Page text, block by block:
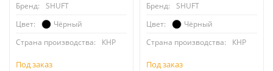
Бренд:
SHUFT
Цвет:
Чёрный
Страна производства:
КНР
Под заказ
Бренд:
SHUFT
Цвет:
Чёрный
Страна производства:
КНР
Под заказ